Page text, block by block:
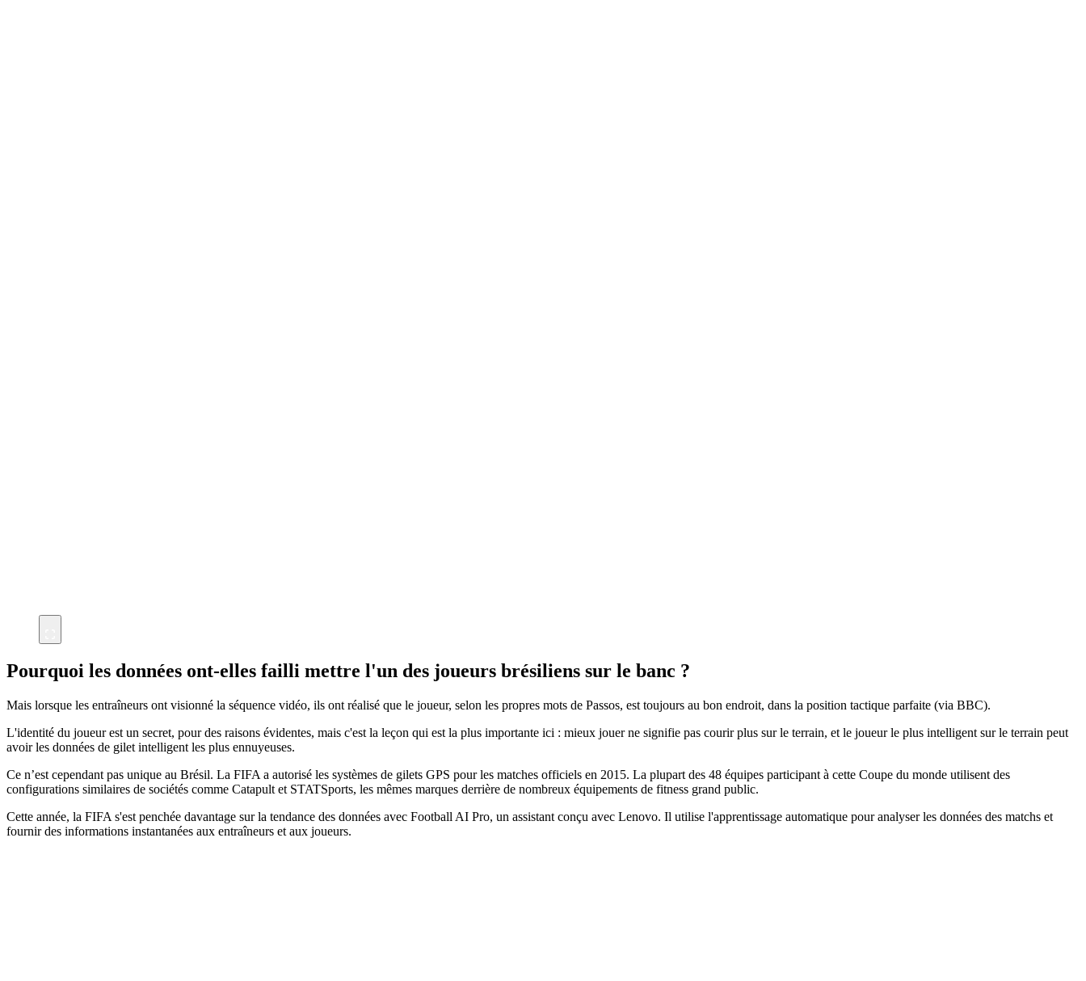
Pourquoi les données ont-elles failli mettre l'un des joueurs brésiliens sur le banc ?
Mais lorsque les entraîneurs ont visionné la séquence vidéo, ils ont réalisé que le joueur, selon les propres mots de Passos, est toujours au bon endroit, dans la position tactique parfaite (via BBC).
L'identité du joueur est un secret, pour des raisons évidentes, mais c'est la leçon qui est la plus importante ici : mieux jouer ne signifie pas courir plus sur le terrain, et le joueur le plus intelligent sur le terrain peut
avoir les données de gilet intelligent les plus ennuyeuses.
Ce n’est cependant pas unique au Brésil. La FIFA a autorisé les systèmes de gilets GPS pour les matches officiels en 2015. La plupart des 48 équipes participant à cette Coupe du monde utilisent des
configurations similaires de sociétés comme Catapult et STATSports, les mêmes marques derrière de nombreux équipements de fitness grand public.
Cette année, la FIFA s'est penchée davantage sur la tendance des données avec Football AI Pro, un assistant conçu avec Lenovo. Il utilise l'apprentissage automatique pour analyser les données des matchs et
fournir des informations instantanées aux entraîneurs et aux joueurs.